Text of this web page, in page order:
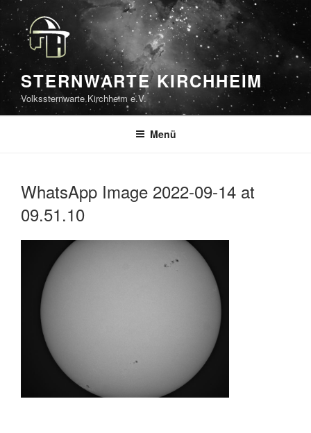
Zum
Inhalt
springen
STERNWARTE KIRCHHEIM
Volkssternwarte Kirchheim e.V.
Menü
WhatsApp Image 2022-09-14 at
09.51.10